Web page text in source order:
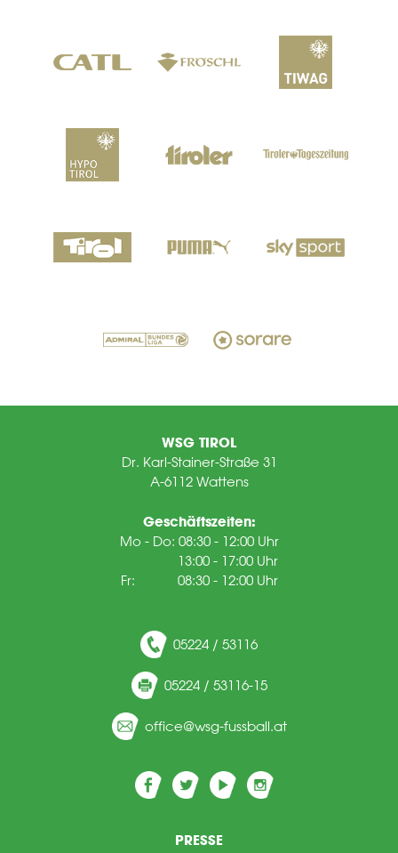
WSG TIROL
Dr. Karl-Stainer-Straße 31
A-6112 Wattens
Geschäftszeiten:
Mo - Do: 08:30 - 12:00 Uhr
13:00 - 17:00 Uhr
Fr: 08:30 - 12:00 Uhr
05224 / 53116
05224 / 53116-15
ffc wsg-f ssb ll t
PRESSE